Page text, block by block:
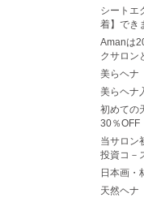
シートエ
着】でき
Amanは
クサロン
美らヘ
美らヘナ
初めての
30％OFF
当サロン
投資コ－
日本画
天然ヘ